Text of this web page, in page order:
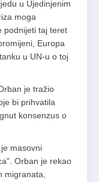
u Ujedinjenim
moga
podnijeti taj teret
Europa
u UN-u o toj
je tražio
bi prihvatila
konsenzus o
masovni
Orban je rekao
migranata,